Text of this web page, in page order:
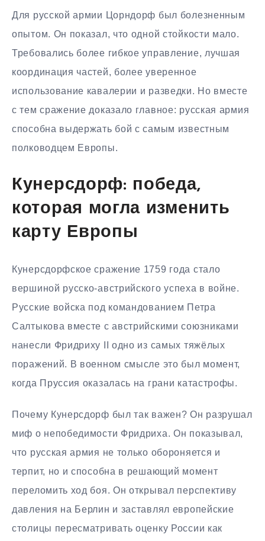
Для русской армии Цорндорф был болезненным
опытом. Он показал, что одной стойкости мало.
Требовались более гибкое управление, лучшая
координация частей, более уверенное
использование кавалерии и разведки. Но вместе
с тем сражение доказало главное: русская армия
способна выдержать бой с самым известным
полководцем Европы.
Кунерсдорф: победа,
которая могла изменить
карту Европы
Кунерсдорфское сражение 1759 года стало
вершиной русско-австрийского успеха в войне.
Русские войска под командованием Петра
Салтыкова вместе с австрийскими союзниками
нанесли Фридриху II одно из самых тяжёлых
поражений. В военном смысле это был момент,
когда Пруссия оказалась на грани катастрофы.
Почему Кунерсдорф был так важен? Он разрушал
миф о непобедимости Фридриха. Он показывал,
что русская армия не только обороняется и
терпит, но и способна в решающий момент
переломить ход боя. Он открывал перспективу
давления на Берлин и заставлял европейские
столицы пересматривать оценку России как